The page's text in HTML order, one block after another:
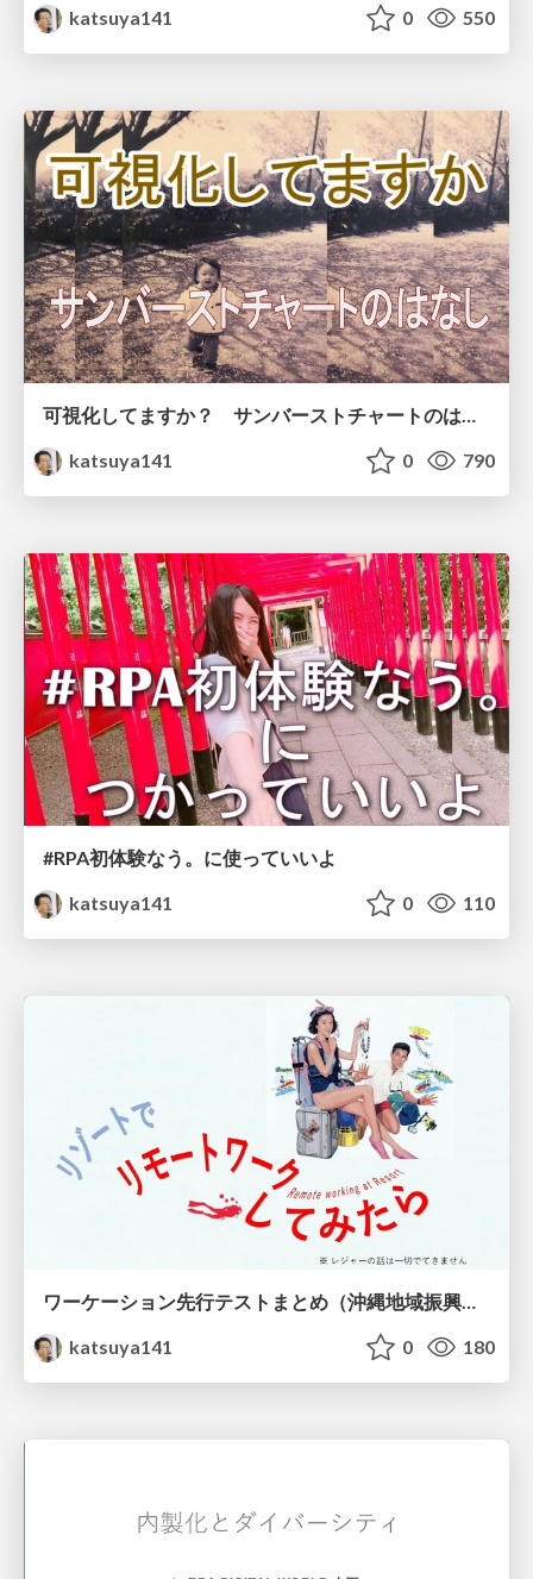
katsuya141
0 550
可視化してますか？ サンバーストチャートのはなし
katsuya141
0 790
#RPA初体験なう。に使っていいよ
katsuya141
0 110
ワーケーション先行テストまとめ（沖縄地域振興バージョン）
katsuya141
0 180